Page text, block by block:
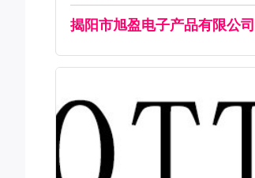
揭阳市旭盈电子产品有限公司